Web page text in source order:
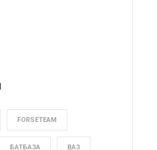
FORSETEAM
БАТБАЗА ВАЗ